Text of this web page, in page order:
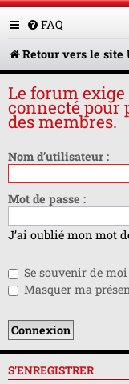
FAQ
Retour vers le site
Le forum
connecté pour
des membres.
Nom d’utilisateur :
Mot de passe :
J’ai oublié mon mot
Se souvenir de moi
Masquer ma
S’ENREGISTRER